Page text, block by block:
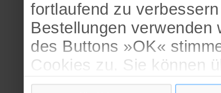
fortlaufend zu
Bestellungen
des Buttons »OK«
Cookies zu. Sie können
verschiedenen Cookies